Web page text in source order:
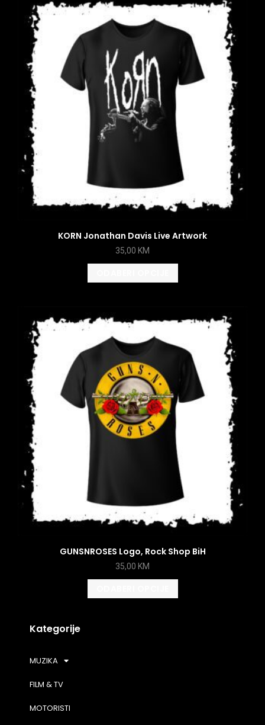
Kategorije
MUZIKA
FILM & TV
MOTORISTI
KORN Jonathan Davis Live Artwork
35,00 KM
GUNSNROSES Logo, Rock Shop BiH
35,00 KM